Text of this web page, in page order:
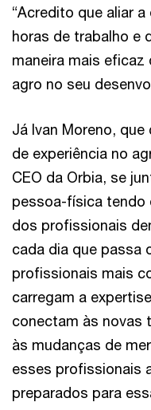
“Acredito que aliar
horas de trabalho e
maneira mais
agro no seu
Já Ivan Moreno,
de experiência no
CEO da Orbia, se
pessoa-física tendo
dos profissionais
cada dia que passa
profissionais mais
carregam a
conectam às novas
às mudanças de
esses profissionais
preparados para